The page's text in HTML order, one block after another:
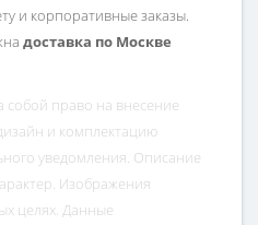
и корпоративные заказы.
доставка по Москве
собой право на внесение
и комплектацию
уведомления. Описание
Изображения
целях. Данные